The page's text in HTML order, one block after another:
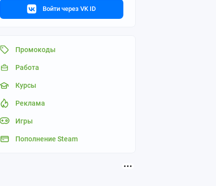
Войти через VK ID
Промокоды
Работа
Курсы
Реклама
Игры
Пополнение Steam